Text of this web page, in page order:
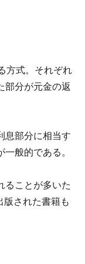
方式。それぞれ
部分が元金の返
息部分に相当す
般的である。
ることが多いた
版された書籍も